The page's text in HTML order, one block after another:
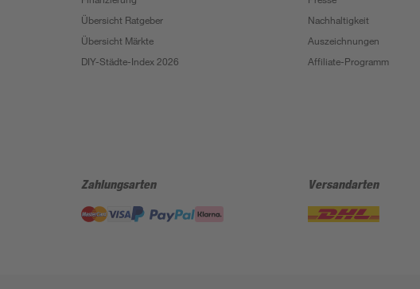
Übersicht Ratgeber
Übersicht Märkte
DIY-Städte-Index 2026
Nachhaltigkeit
Auszeichnungen
Affiliate-Programm
Zahlungsarten Versandarten